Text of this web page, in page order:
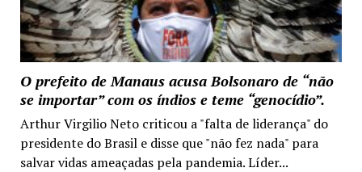
O prefeito de Manaus acusa Bolsonaro de “não
se importar” com os índios e teme “genocídio”.
Arthur Virgilio Neto criticou a "falta de liderança" do
presidente do Brasil e disse que "não fez nada" para
salvar vidas ameaçadas pela pandemia. Líder...